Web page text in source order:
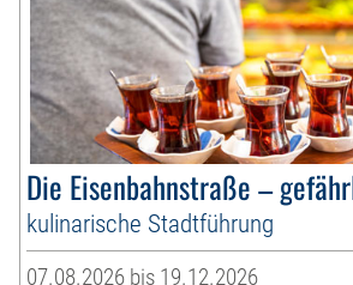
Die Eisenbahnstraße –
kulinarische Stadtführung
07.08.2026 bis 19.12.2026